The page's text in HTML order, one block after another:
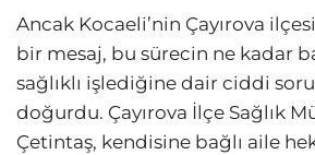
Ancak Kocaeli’nin Çayırova
bir mesaj, bu sürecin ne kadar
sağlıklı işlediğine dair ciddi
doğurdu. Çayırova İlçe Sağlık
Çetintaş, kendisine bağlı aile